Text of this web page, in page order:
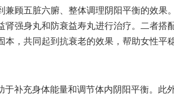
顾五脏六腑、整体调理阴阳平衡的效果
强身丸和防衰益寿丸进行治疗。二者搭
本，共同起到抗衰老的效果，帮助女性平
补充身体能量和调节体内阴阳平衡。此